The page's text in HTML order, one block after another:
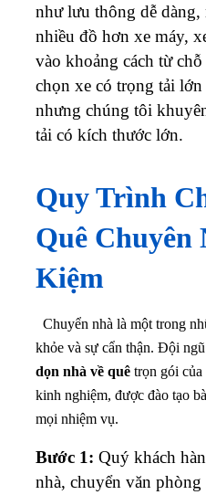
như lưu thông dễ
nhiều đồ hơn xe máy,
vào khoảng cách từ
chọn xe có trọng tải
nhưng chúng tôi
tải có kích thước lớn.
Quy Trình
Quê Chuyên
Kiệm
Chuyển nhà là một trong
khỏe và sự cẩn thận. Đội
dọn nhà về quê trọn gói
kinh nghiệm, được đào tạo
mọi nhiệm vụ.
Bước 1: Quý khách
nhà, chuyển văn